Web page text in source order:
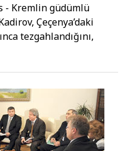
- Kremlin güdümlü
Çeçenya’daki
tezgahlandığını,